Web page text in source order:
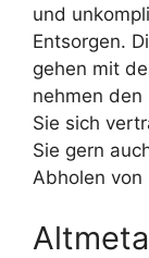
und
Entsorgen.
gehen mit
nehmen
Sie sich
Sie gern
Abholen von